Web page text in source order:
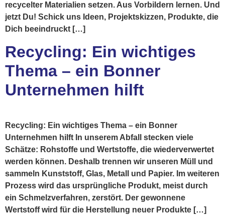
recycelter Materialien setzen. Aus Vorbildern lernen. Und
jetzt Du! Schick uns Ideen, Projektskizzen, Produkte, die
Dich beeindruckt […]
Recycling: Ein wichtiges
Thema – ein Bonner
Unternehmen hilft
Recycling: Ein wichtiges Thema – ein Bonner
Unternehmen hilft In unserem Abfall stecken viele
Schätze: Rohstoffe und Wertstoffe, die wiederverwertet
werden können. Deshalb trennen wir unseren Müll und
sammeln Kunststoff, Glas, Metall und Papier. Im weiteren
Prozess wird das ursprüngliche Produkt, meist durch
ein Schmelzverfahren, zerstört. Der gewonnene
Wertstoff wird für die Herstellung neuer Produkte […]